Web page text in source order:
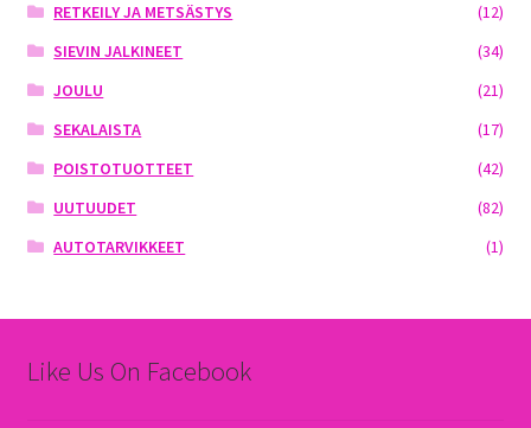
RETKEILY JA METSÄSTYS
(12)
SIEVIN JALKINEET
(34)
JOULU
(21)
SEKALAISTA
(17)
POISTOTUOTTEET
(42)
UUTUUDET
(82)
AUTOTARVIKKEET
(1)
Like Us On Facebook